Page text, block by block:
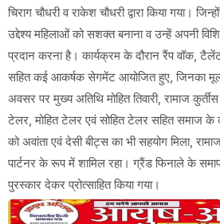
चिराग चौधरी व राकेश चौधरी द्वारा किया गया।
उद्देश्य महिलाओं को सशक्त बनाना व उन्हें अपनी
प्रदान करना है। कार्यक्रम के दौरान रैंप वॉक,
सहित कई आकर्षक सेगमेंट आयोजित हुए, जिनका
अवसर पर मुख्य अतिथि मोहित तिवारी, रामाज
टेलर, मोहित टेलर एवं सोहित टेलर सहित समाज
को अवांता एवं देसी बीट्स का भी सहयोग मिला,
पार्टनर के रूप में शामिल रहा। ग्रैंड फिनाले के
पुरस्कार देकर प्रोत्साहित किया गया।